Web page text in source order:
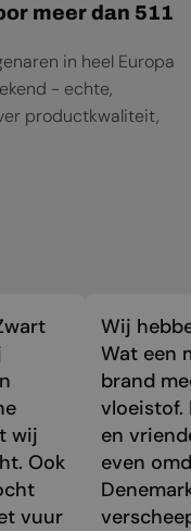
meer dan 511
in heel Europa
- echte,
productkwaliteit,
wij
Ook
vuur
Wij
Wat een
brand
vloeistof.
en
even